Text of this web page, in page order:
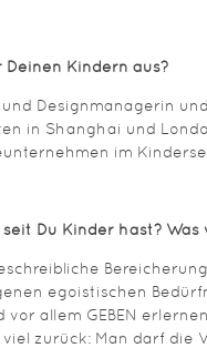
Deinen Kindern aus?
Designmanagerin
in Shanghai und
im
Du Kinder hast? Was
egoistischen
allem GEBEN
viel zurück: Man darf die